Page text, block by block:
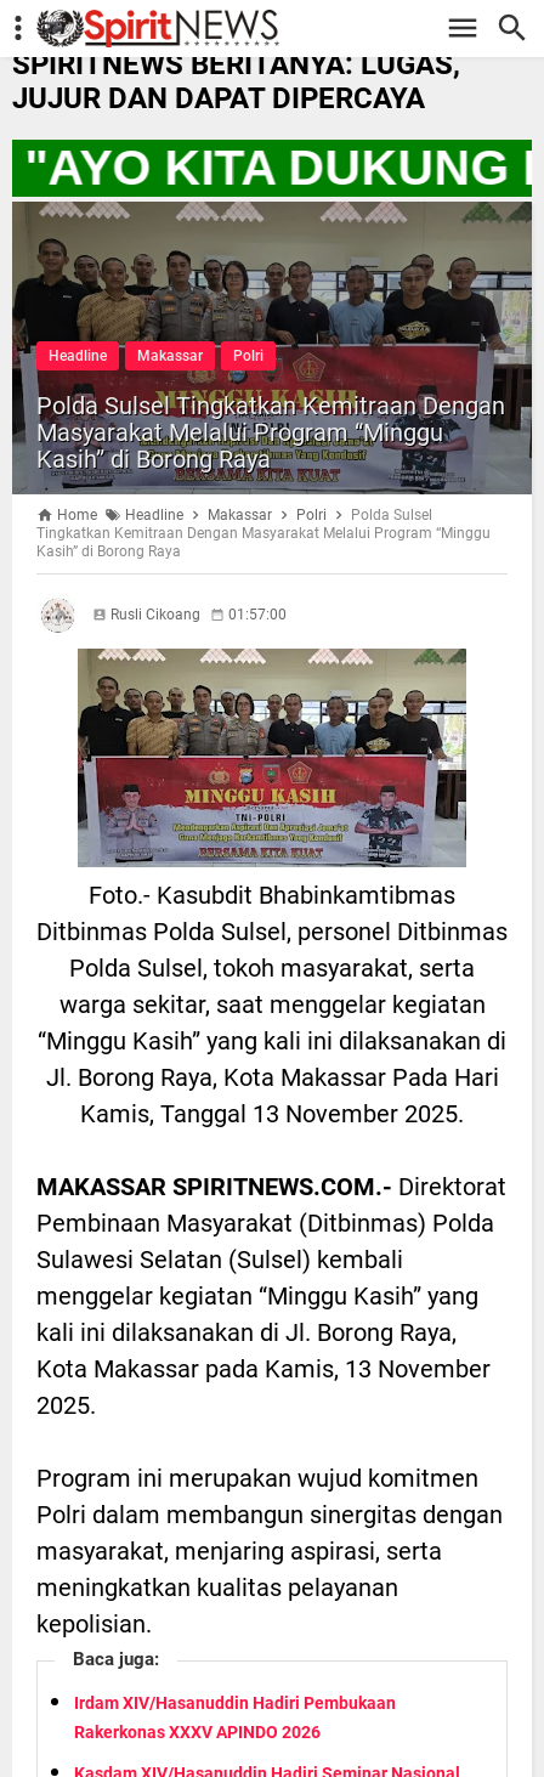
-->
SPIRITNEWS BERITANYA: LUGAS,
JUJUR DAN DAPAT DIPERCAYA
KITA DUKUNG
Headline Makassar Polri
Polda Sulsel Tingkatkan Kemitraan Dengan
Masyarakat Melalui Program “Minggu
Kasih” di Borong Raya
Home Headline Makassar Polri
Polda Sulsel
Tingkatkan Kemitraan Dengan Masyarakat Melalui Program “Minggu
Kasih” di Borong Raya
Rusli Cikoang 01:57:00
Foto.- Kasubdit Bhabinkamtibmas
Ditbinmas Polda Sulsel, personel Ditbinmas
Polda Sulsel, tokoh masyarakat, serta
warga sekitar, saat menggelar kegiatan
“Minggu Kasih” yang kali ini dilaksanakan di
Jl. Borong Raya, Kota Makassar Pada Hari
Kamis, Tanggal 13 November 2025.
MAKASSAR SPIRITNEWS.COM.- Direktorat
Pembinaan Masyarakat (Ditbinmas) Polda
Sulawesi Selatan (Sulsel) kembali
menggelar kegiatan “Minggu Kasih” yang
kali ini dilaksanakan di Jl. Borong Raya,
Kota Makassar pada Kamis, 13 November
2025.
Program ini merupakan wujud komitmen
Polri dalam membangun sinergitas dengan
masyarakat, menjaring aspirasi, serta
meningkatkan kualitas pelayanan
kepolisian.
Baca juga:
Irdam XIV/Hasanuddin Hadiri Pembukaan
Rakerkonas XXXV APINDO 2026